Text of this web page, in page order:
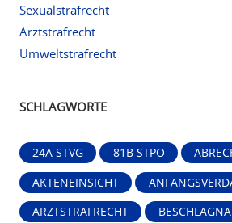
Sexualstrafrecht
Arztstrafrecht
Umweltstrafrecht
SCHLAGWORTE
24A STVG 81B STPO
AKTENEINSICHT
ARZTSTRAFRECHT